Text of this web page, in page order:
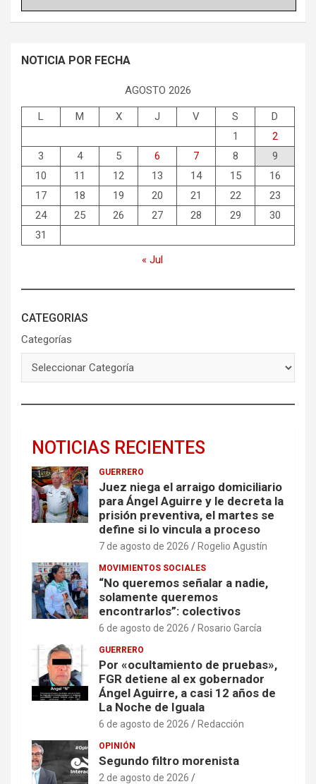
NOTICIA POR FECHA
AGOSTO 2026
L M X J V S
D
1
2
3
4 5 6 7 8
9
10
11 12 13 14 15
16
17
18 19 20 21 22
23
24
25 26 27 28 29
30
31
« Jul
CATEGORIAS
Categorías
NOTICIAS RECIENTES
GUERRERO
Juez niega el arraigo domiciliario
para Ángel Aguirre y le decreta la
prisión preventiva, el martes se
define si lo vincula a proceso
7 de agosto de 2026 Rogelio Agustín
MOVIMIENTOS SOCIALES
“No queremos señalar a nadie,
solamente queremos
encontrarlos”: colectivos
6 de agosto de 2026 Rosario García
GUERRERO
Por «ocultamiento de pruebas»,
FGR detiene al ex gobernador
Ángel Aguirre, a casi 12 años de
La Noche de Iguala
6 de agosto de 2026 Redacción
OPINIÓN
Segundo filtro morenista
2 de agosto de 2026